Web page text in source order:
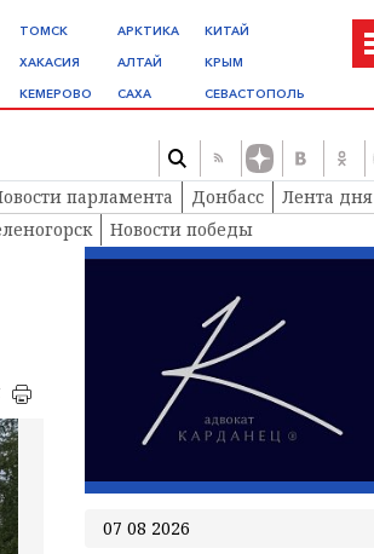
ТОМСК
ХАКАСИЯ
КЕМЕРОВО
АРКТИКА
АЛТАЙ
САХА
КИТАЙ
КРЫМ
СЕВАСТОПОЛЬ
парламента Донбасс
Лента дня
Новости победы
07 08 2026